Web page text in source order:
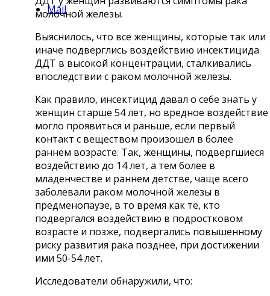
Mail
молочной железы.
Выяснилось, что все женщины, которые так или
иначе подверглись воздействию инсектицида
ДДТ в высокой концентрации, сталкивались
впоследствии с раком молочной железы.
Как правило, инсектицид давал о себе знать у
женщин старше 54 лет, но вредное воздействие
могло проявиться и раньше, если первый
контакт с веществом произошел в более
раннем возрасте. Так, женщины, подвергшиеся
воздействию до 14 лет, а тем более в
младенчестве и раннем детстве, чаще всего
заболевали раком молочной железы в
предменопаузе, в то время как те, кто
подвергался воздействию в подростковом
возрасте и позже, подвергались повышенному
риску развития рака позднее, при достижении
ими 50-54 лет.
Исследователи обнаружили, что: